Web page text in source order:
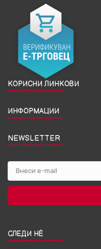
КОРИСНИ ЛИНКОВИ
ИНФОРМАЦИИ
NEWSLETTER
СЛЕДИ НЀ